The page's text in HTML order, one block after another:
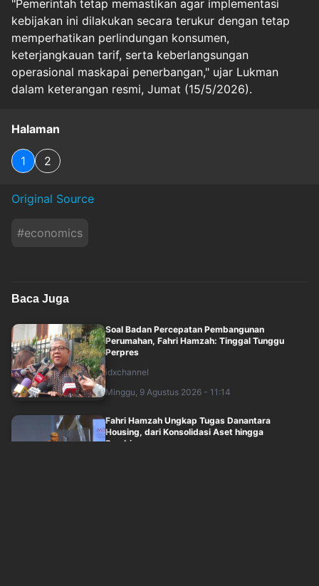
"Pemerintah tetap memastikan agar implementasi
kebijakan ini dilakukan secara terukur dengan tetap
memperhatikan perlindungan konsumen,
keterjangkauan tarif, serta keberlangsungan
operasional maskapai penerbangan," ujar Lukman
dalam keterangan resmi, Jumat (15/5/2026).
Halaman
1 2
Original Source
#economics
Baca Juga
Soal Badan Percepatan Pembangunan
Perumahan, Fahri Hamzah: Tinggal Tunggu
Perpres
idxchannel
Minggu, 9 Agustus 2026 - 11:14
Fahri Hamzah Ungkap Tugas Danantara
Housing, dari Konsolidasi Aset hingga
Pembiay....